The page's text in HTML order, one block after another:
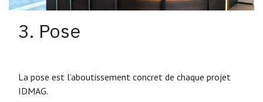
3. Pose
La pose est l’aboutissement concret de chaque projet
IDMAG.